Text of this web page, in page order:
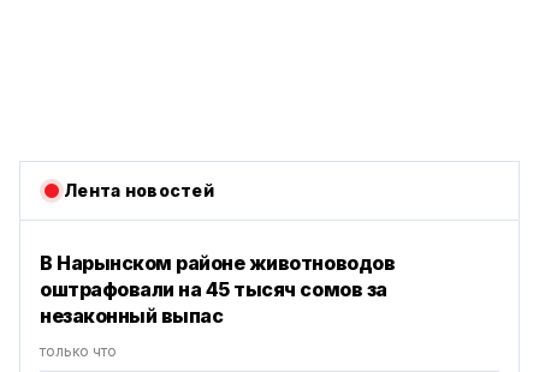
Лента новостей
В Нарынском районе животноводов
оштрафовали на 45 тысяч сомов за
незаконный выпас
только что